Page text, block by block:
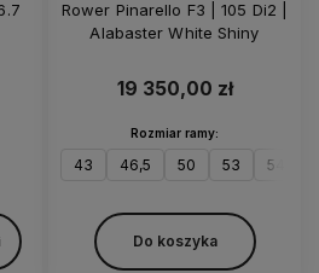
Rower Pinarello F3 | 105 Di2 |
Alabaster White Shiny
19 350,00 zł
Rozmiar ramy:
43 46,5 50 53 54
Do koszyka